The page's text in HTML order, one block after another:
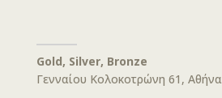
Gold, Silver, Bronze
Γενναίου Κολοκοτρώνη 61, Αθήνα